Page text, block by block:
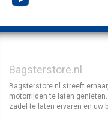
Bagsterstore.nl
Bagsterstore.nl streeft
motorrijden te laten
zadel te laten ervaren en uw